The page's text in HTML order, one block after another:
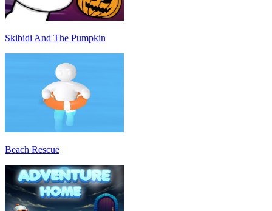
Skibidi And The Pumpkin
Beach Rescue